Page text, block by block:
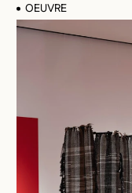
OEUVRE